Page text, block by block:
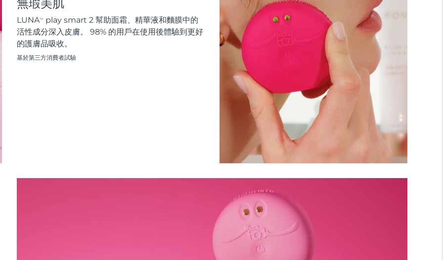
無瑕美肌
LUNATM
play smart 2 幫助面霜、精華液和麵膜中的
活性成分深入皮膚。 98% 的用戶在使用後體驗到更好
的護膚品吸收。
基於第三方消費者試驗